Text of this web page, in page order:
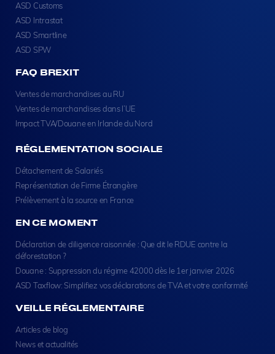
ASD Customs
ASD Intrastat
ASD Smartline
ASD SPW
FAQ BREXIT
Ventes de marchandises au RU
Ventes de marchandises dans l’UE
Impact TVA/Douane en Irlande du Nord
RÉGLEMENTATION SOCIALE
Détachement de Salariés
Représentation de Firme Étrangère
Prélèvement à la source en France
EN CE MOMENT
Déclaration de diligence raisonnée : Que dit le RDUE contre la
déforestation ?
Douane : Suppression du régime 42000 dès le 1er janvier 2026
ASD Taxflow: Simplifiez vos déclarations de TVA et votre conformité
VEILLE RÉGLEMENTAIRE
Articles de blog
News et actualités